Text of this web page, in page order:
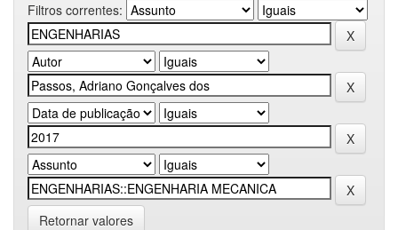
Filtros correntes:
Retornar valores